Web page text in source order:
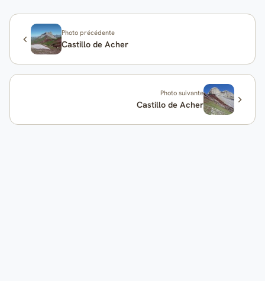
Photo précédente
Castillo de Acher
Photo suivante
Castillo de Acher